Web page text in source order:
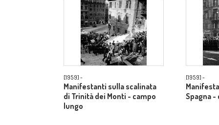
[1959] -
Manifestanti sulla scalinata
di Trinità dei Monti - campo
lungo
[1959] -
Spagna -